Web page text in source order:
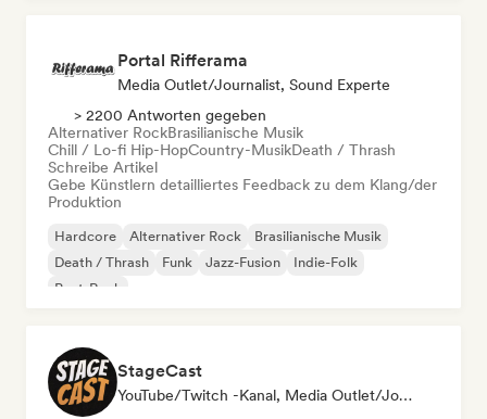
Portal Rifferama
Media Outlet/Journalist, Sound Experte
> 2200 Antworten gegeben
Alternativer RockBrasilianische Musik
Chill / Lo-fi Hip-HopCountry-MusikDeath / Thrash
Schreibe Artikel
Gebe Künstlern detailliertes Feedback zu dem Klang/der
Produktion
Hardcore Alternativer Rock
Brasilianische Musik
Death / Thrash
Funk Jazz-Fusion
Indie-Folk
Post-Rock
StageCast
YouTube/Twitch -Kanal, Media Outlet/Journalist, Mentorin, Social Media Influencer, Sound Experte